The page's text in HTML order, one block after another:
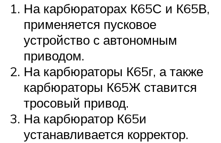
На карбюраторах К65С и К65В,
применяется пусковое
устройство с автономным
приводом.
На карбюраторы К65г, а также
карбюраторы К65Ж ставится
тросовый привод.
На карбюратор К65и
устанавливается корректор.